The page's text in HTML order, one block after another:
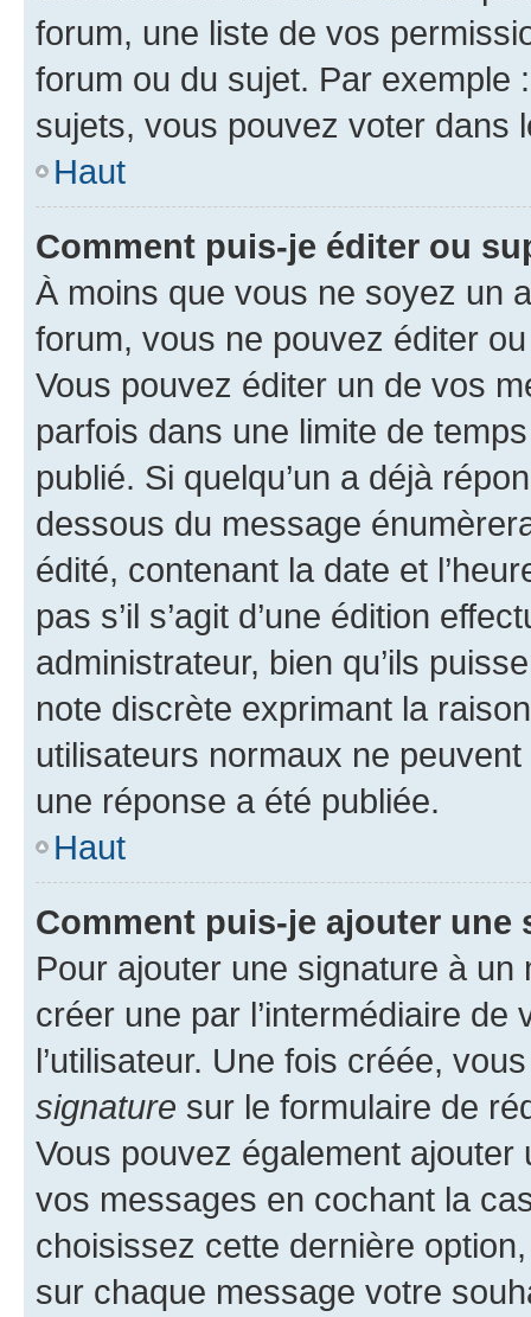
forum, une liste de vos
forum ou du sujet. Par exemple
sujets, vous pouvez voter dans
Haut
Comment puis-je éditer ou
À moins que vous ne soyez un
forum, vous ne pouvez éditer
Vous pouvez éditer un de vos
parfois dans une limite de
publié. Si quelqu’un a déjà
dessous du message
édité, contenant la date et
pas s’il s’agit d’une édition
administrateur, bien qu’ils
note discrète exprimant la
utilisateurs normaux ne
une réponse a été publiée.
Haut
Comment puis-je ajouter une
Pour ajouter une signature à un
créer une par l’intermédiaire
l’utilisateur. Une fois créée,
signature sur le formulaire de
Vous pouvez également
vos messages en cochant la
choisissez cette dernière
sur chaque message votre